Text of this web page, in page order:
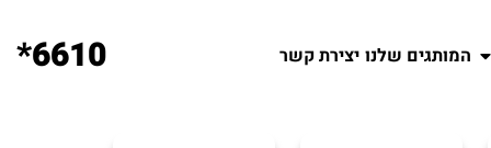
המותגים שלנו יצירת קשר 6610*